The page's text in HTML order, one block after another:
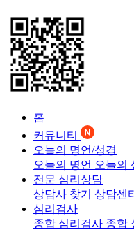
홈
커뮤니티
오늘의 명언/성경
오늘의 명언 오늘의
전문 심리상담
상담사 찾기 상담센
심리검사
종합 심리검사 종합